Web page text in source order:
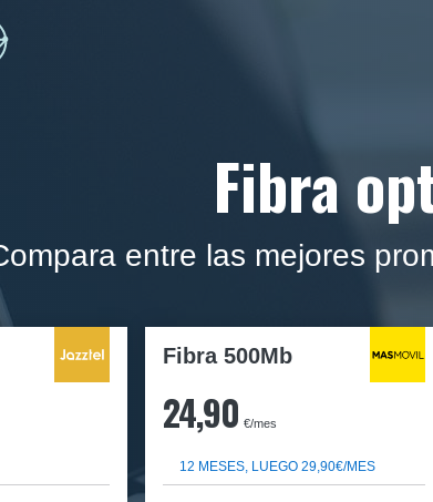
Fibra
entre las mejores
Fibra 500Mb
24,90 €/mes
12 MESES, LUEGO 29,90€/MES